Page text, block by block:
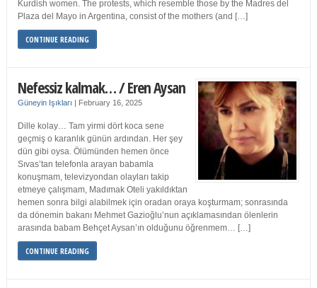
Kurdish women. The protests, which resemble those by the Madres del
Plaza del Mayo in Argentina, consist of the mothers (and […]
CONTINUE READING
Nefessiz kalmak… / Eren Aysan
Güneyin Işıkları | February 16, 2025
Dille kolay… Tam yirmi dört koca sene
geçmiş o karanlık günün ardından. Her şey
dün gibi oysa. Ölümünden hemen önce
Sıvas’tan telefonla arayan babamla
konuşmam, televizyondan olayları takip
etmeye çalışmam, Madımak Oteli yakıldıktan
hemen sonra bilgi alabilmek için oradan oraya koşturmam; sonrasında
da dönemin bakanı Mehmet Gazioğlu’nun açıklamasından ölenlerin
arasında babam Behçet Aysan’ın olduğunu öğrenmem… […]
CONTINUE READING